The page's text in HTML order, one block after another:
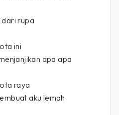
dari rupa
ini
apa apa
raya
aku lemah